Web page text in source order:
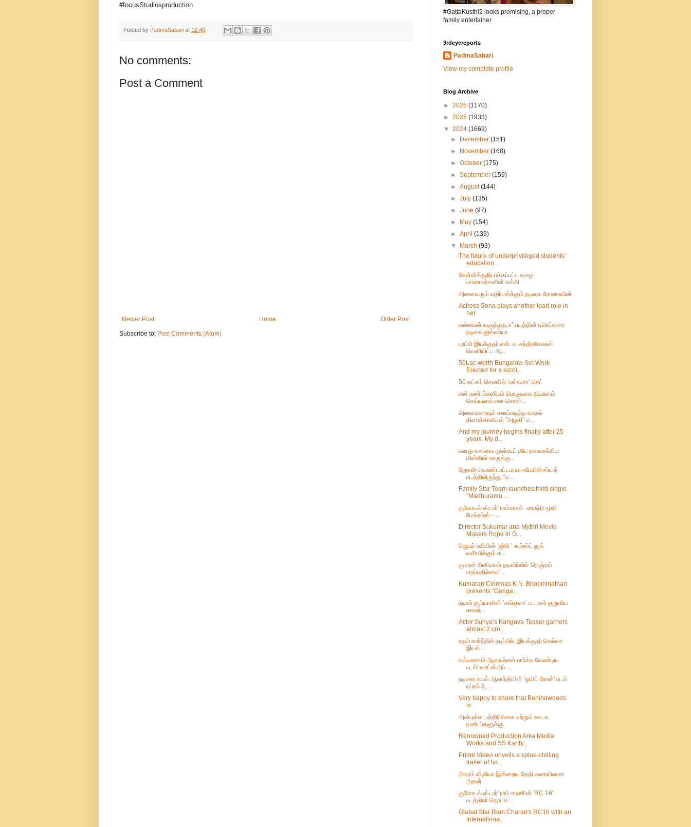
#focusStudiosproduction
Posted by PadmaSabari at 12:40
No comments:
Post a Comment
Newer Post Older Post
Home
Subscribe to: Post Comments (Atom)
#GattaKusthi2 looks promising, a proper
family entertainer
3rdeyereports
PadmaSabari
View my complete profile
Blog Archive
► 2026 (1170)
► 2025 (1933)
▼ 2024 (1669)
►
December(151)
►
November(168)
►October(175)
►September(159)
►August(144)
►July(135)
►June(97)
►
May(154)
►April(139)
▼
March(93)
The future of underprivileged students'
education ...
கேள்விக்குறியாக்கப்பட்ட ஏழை
மாணவர்களின் கல்வி
அனைவரும் எதிர்பார்க்கும் நடிகை சோனாவின்
Actress Sona plays another lead role in
her
வல்லவன் வகுத்ததடா” படத்தின் டிரெய்லரை
நடிகை ஐஸ்வர்யா
புரட்சி இயக்குநர் எஸ். ஏ. சந்திரசேகரன்
வெளியிட்ட ஆ...
50Lac worth Bungalow Set Work
Erected for a sizzli...
50 லட்சம் செலவில் ‘பங்களா’ செட்
என் நண்பர்களிடம் பொதுவாக தியானம்
செய்யலாம் என சொன்...
அனைவரையும் கலங்கடித்த காதல்
திரைக்காவியம் "அழகி" ம...
And my journey begins finally after 25
years. My d...
எனது கனவை முன்கூட்டியே நனவாக்கிய
மிஸ்கின் சாருக்கு...
ஹோலி கொண்டாட்டமாக ஃபேமிலி ஸ்டார்
படத்திலிருந்து “ம...
Family Star Team launches third single
"Madhuramu ...
குளோபல் ஸ்டார்' ராம்சரண்- மைத்ரி மூவி
மேக்கர்ஸ் - ...
Director Sukumar and Mythri Movie
Makers Rope in G...
ஜெயம் ரவியின் ‘ஜீனி ’ ஃபர்ஸ்ட் லுக்
வசீகரிக்கும் க...
குமரன் சினிமாஸ் தயாரிப்பில் 'நெஞ்சம்
மறப்பதில்லை' ...
Kumaran Cinemas K.N. Bhoominathan
presents “Ganga ...
நடிகர் சூர்யாவின் ’கங்குவா’ பட டீசர் குறுகிய
காலத்...
Actor Suriya’s Kanguva Teaser garners
almost 2 cro...
உதய் கார்த்திக் நடிப்பில், இயக்குநர் செல்வா
இயக்...
கல்யாணம் ஆனவர்கள் பார்க்க வேண்டிய
படம்! வாட்ஸ்அப் ...
நடிகை கயல் ஆனந்தியின் 'ஒயிட் ரோஸ்' படம்
ஏப்ரல் 5, ...
Very happy to share that Behindwoods
is
அன்புள்ள பத்திரிக்கை மற்றும் ஊடக
நண்பர்களுக்கு
Renowned Production Arka Media
Works and SS Karthi...
Prime Video unveils a spine-chilling
trailer of ho...
பிரைம் வீடியோ இன்றைய தேதி வரையிலான
அதன்
குளோபல் ஸ்டார்' ராம் சரணின் 'RC 16'
படத்தின் தொடக...
Global Star Ram Charan's RC16 with an
internationa...